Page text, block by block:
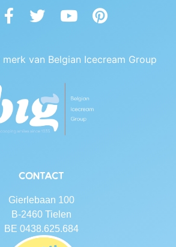
FacebookTwitter YouTubePinterest
van Belgian Icecream Group
Contact
Gierlebaan 100
B-2460 Tielen
BE 0438.625.684